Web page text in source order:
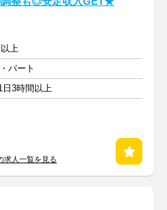
上
パート
日3時間以上
求人一覧を見る